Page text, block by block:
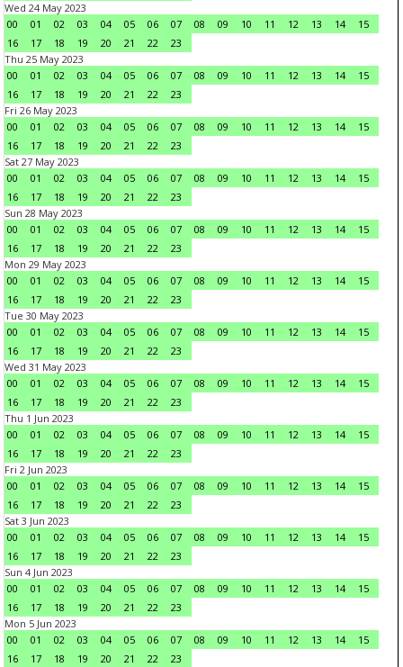
Wed 24 May 2023
00
01 02 03 04 05 06 07 08 09 10 11 12 13 14
15
16
17 18 19 20 21 22
23
Thu 25 May 2023
00
01 02 03 04 05 06 07 08 09 10 11 12 13 14
15
16
17 18 19 20 21 22
23
Fri 26 May 2023
00
01 02 03 04 05 06 07 08 09 10 11 12 13 14
15
16
17 18 19 20 21 22
23
Sat 27 May 2023
00
01 02 03 04 05 06 07 08 09 10 11 12 13 14
15
16
17 18 19 20 21 22
23
Sun 28 May 2023
00
01 02 03 04 05 06 07 08 09 10 11 12 13 14
15
16
17 18 19 20 21 22
23
Mon 29 May 2023
00
01 02 03 04 05 06 07 08 09 10 11 12 13 14
15
16
17 18 19 20 21 22
23
Tue 30 May 2023
00
01 02 03 04 05 06 07 08 09 10 11 12 13 14
15
16
17 18 19 20 21 22
23
Wed 31 May 2023
00
01 02 03 04 05 06 07 08 09 10 11 12 13 14
15
16
17 18 19 20 21 22
23
Thu 1 Jun 2023
00
01 02 03 04 05 06 07 08 09 10 11 12 13 14
15
16
17 18 19 20 21 22
23
Fri 2 Jun 2023
00
01 02 03 04 05 06 07 08 09 10 11 12 13 14
15
16
17 18 19 20 21 22
23
Sat 3 Jun 2023
00
01 02 03 04 05 06 07 08 09 10 11 12 13 14
15
16
17 18 19 20 21 22
23
Sun 4 Jun 2023
00
01 02 03 04 05 06 07 08 09 10 11 12 13 14
15
16
17 18 19 20 21 22
23
Mon 5 Jun 2023
00
01 02 03 04 05 06 07 08 09 10 11 12 13 14
15
16
17 18 19 20 21 22
23